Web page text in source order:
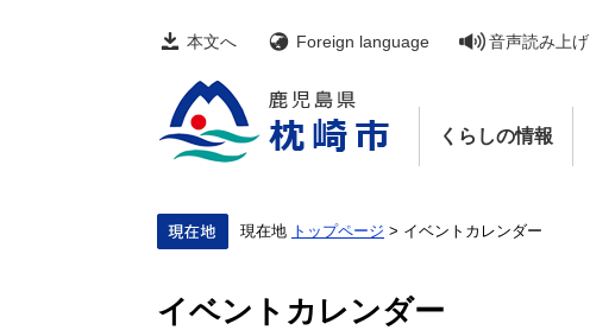
本文へ Foreign language 音声読み上げ
くらしの情報
現在地 トップページ > イベントカレンダー
イベントカレンダー